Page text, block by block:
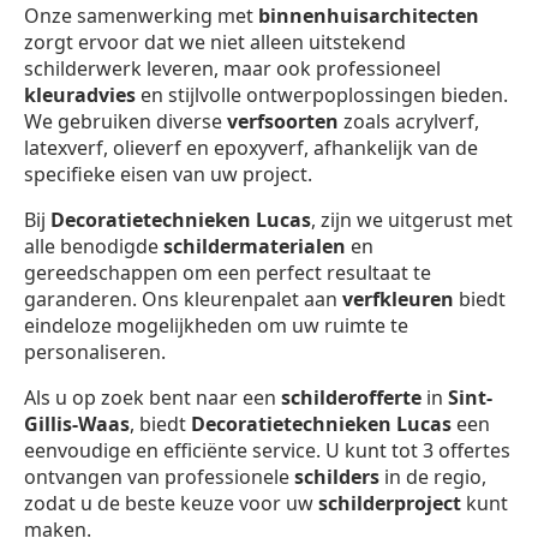
Onze samenwerking met binnenhuisarchitecten
zorgt ervoor dat we niet alleen uitstekend
schilderwerk leveren, maar ook professioneel
kleuradvies en stijlvolle ontwerpoplossingen bieden.
We gebruiken diverseverfsoorten zoals acrylverf,
latexverf, olieverf en epoxyverf, afhankelijk van de
specifieke eisen van uw project.
Bij Decoratietechnieken Lucas, zijn we uitgerust met
alle benodigdeschildermaterialen en
gereedschappen om een perfect resultaat te
garanderen. Ons kleurenpalet aan verfkleuren biedt
eindeloze mogelijkheden om uw ruimte te
personaliseren.
Als u op zoek bent naar een schilderofferte in Sint-
Gillis-Waas, biedt Decoratietechnieken Lucas een
eenvoudige en efficiënte service. U kunt tot 3 offertes
ontvangen van professioneleschilders in de regio,
zodat u de beste keuze voor uwschilderproject kunt
maken.